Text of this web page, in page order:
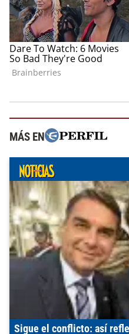
MÁS EN
Sigue el conflicto: así